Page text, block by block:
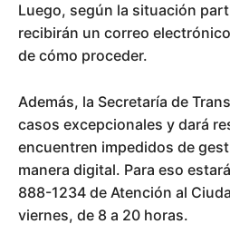
Luego, según la situación
recibirán un correo
de cómo proceder.
Además, la Secretaría de
casos excepcionales y dará
encuentren impedidos de
manera digital. Para eso
888-1234 de Atención al
viernes, de 8 a 20 horas.